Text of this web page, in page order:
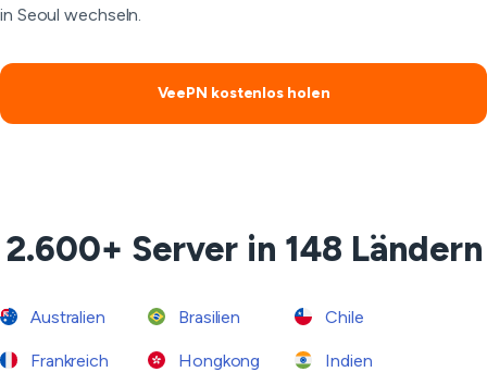
in Seoul wechseln.
VeePN kostenlos holen
2.600+ Server in 148 Ländern
Australien Brasilien Chile
Frankreich Hongkong Indien